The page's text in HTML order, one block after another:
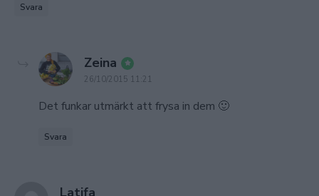
Svara
Zeina says:
26/10/2015 11:21
Det funkar utmärkt att frysa in dem 🙂
Svara
Latifa